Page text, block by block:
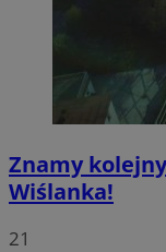
Znamy
Wiślanka!
21